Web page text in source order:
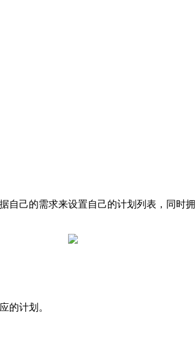
的需求来设置自己的计划列表，同时
的计划。